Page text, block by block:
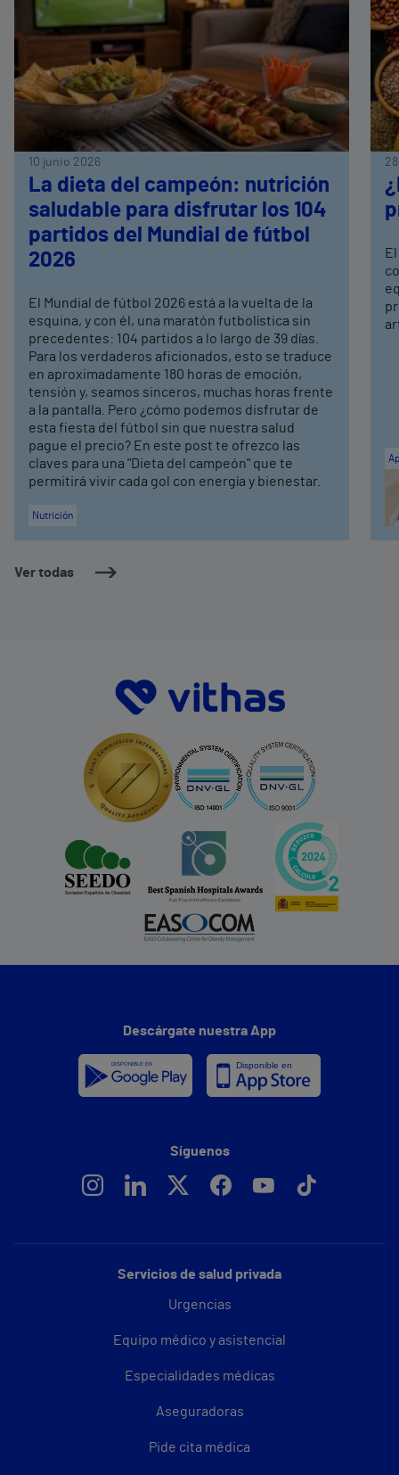
Ver todas
10 junio 2026
La dieta del campeón: nutrición
saludable para disfrutar los 104
partidos del Mundial de fútbol
2026
El Mundial de fútbol 2026 está a la vuelta de la
esquina, y con él, una maratón futbolística sin
precedentes: 104 partidos a lo largo de 39 días.
Para los verdaderos aficionados, esto se traduce
en aproximadamente 180 horas de emoción,
tensión y, seamos sinceros, muchas horas frente
a la pantalla. Pero ¿cómo podemos disfrutar de
esta fiesta del fútbol sin que nuestra salud
pague el precio? En este post te ofrezco las
claves para una "Dieta del campeón" que te
permitirá vivir cada gol con energía y bienestar.
Nutrición
Servicios de salud privada
Urgencias
Equipo médico y asistencial
Especialidades médicas
Aseguradoras
Pide cita médica
Descárgate nuestra App
Síguenos